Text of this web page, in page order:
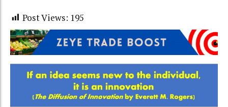
Post Views: 195